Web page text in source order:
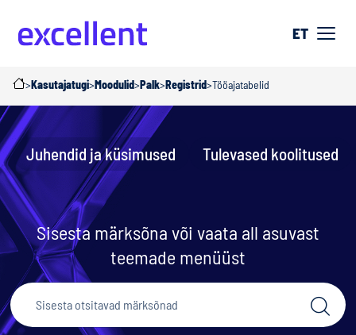
ET
>Kasutajatugi>Moodulid>Palk>Registrid>Tööajatabelid
Juhendid ja küsimused Tulevased koolitused
Sisesta märksõna või vaata all asuvast
teemade menüüst